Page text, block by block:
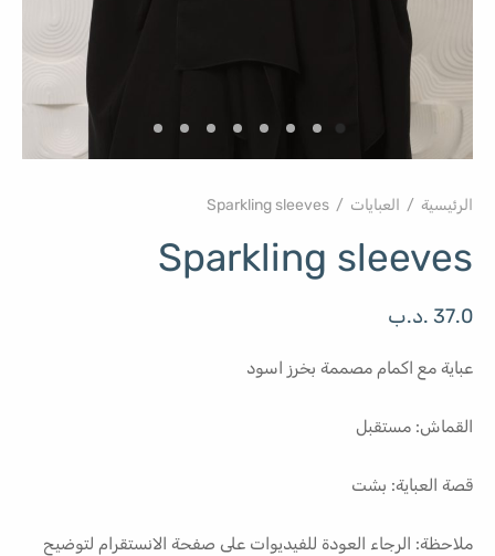
الرئيسية / العبايات /
Sparkling sleeves
37.0 .د.ب
عباية مع اكمام مصممة بخرز اسود
القماش: مستقبل
قصة العباية: بشت
ملاحظة: الرجاء العودة للفيديوات على صفحة الانستقرام لتوضيح